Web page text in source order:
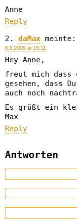
Anne
Reply
daMax meinte:
8.9.2009 at 15:11
Hey Anne,
freut mich
gesehen, dass
auch noch
Es grüßt ein
Max
Reply
Antworten